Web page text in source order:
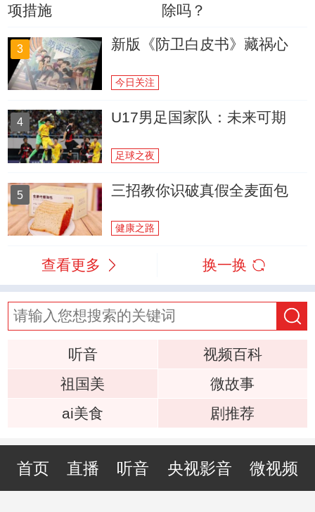
项措施
除吗？
3 新版《防卫白皮书》藏祸心
今日关注
4 U17男足国家队：未来可期
足球之夜
5 三招教你识破真假全麦面包
健康之路
查看更多 换一换
听音
视频百科
祖国美
微故事
ai美食
剧推荐
首页 直播 听音 央视影音 微视频